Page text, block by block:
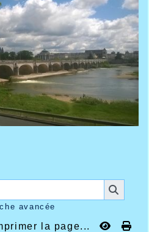
avancée
la page...